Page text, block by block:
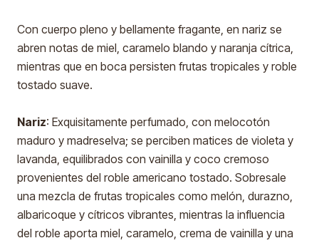
Con cuerpo pleno y bellamente fragante, en nariz se
abren notas de miel, caramelo blando y naranja cítrica,
mientras que en boca persisten frutas tropicales y roble
tostado suave.
Nariz: Exquisitamente perfumado, con melocotón
maduro y madreselva; se perciben matices de violeta y
lavanda, equilibrados con vainilla y coco cremoso
provenientes del roble americano tostado. Sobresale
una mezcla de frutas tropicales como melón, durazno,
albaricoque y cítricos vibrantes, mientras la influencia
del roble aporta miel, caramelo, crema de vainilla y una